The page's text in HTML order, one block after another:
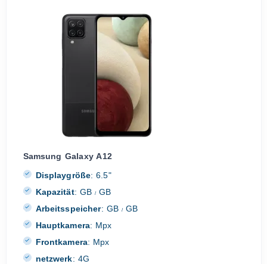
Samsung Galaxy A12
Displaygröße: 6.5"
Kapazität: GB / GB
Arbeitsspeicher: GB /GB
Hauptkamera: Mpx
Frontkamera: Mpx
netzwerk: 4G